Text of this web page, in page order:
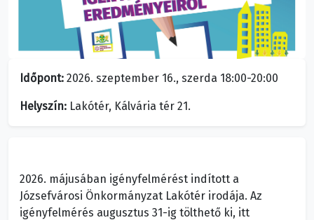
Időpont: 2026. szeptember 16., szerda 18:00-20:00
Helyszín: Lakótér, Kálvária tér 21.
2026. májusában igényfelmérést indított a
Józsefvárosi Önkormányzat Lakótér irodája. Az
igényfelmérés augusztus 31-ig tölthető ki, itt